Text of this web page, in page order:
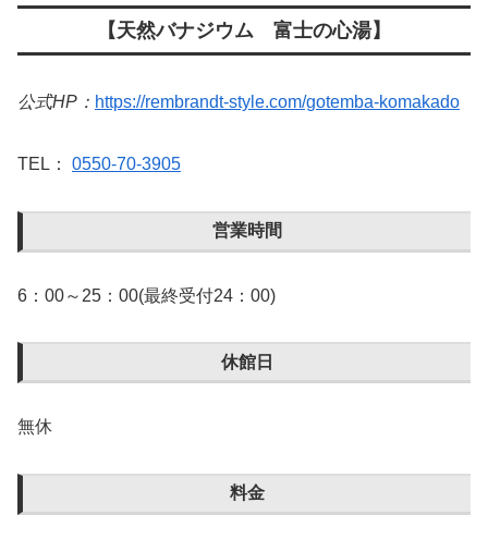
【天然バナジウム 富士の心湯】
公式HP： https://rembrandt-style.com/gotemba-komakado
TEL： 0550-70-3905
営業時間
6：00～25：00(最終受付24：00)
休館日
無休
料金